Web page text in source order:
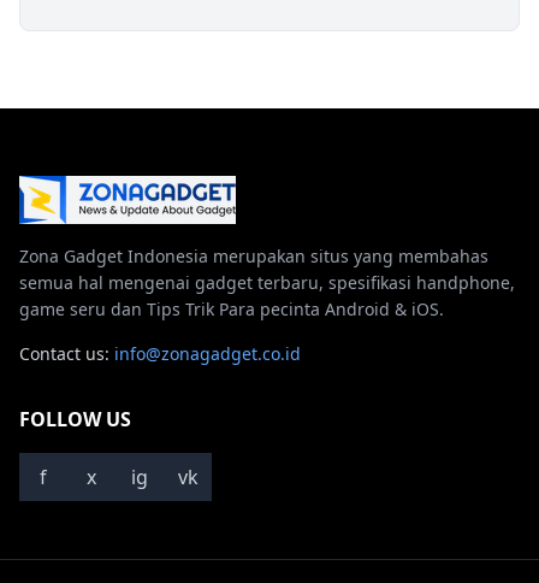
Zona Gadget Indonesia merupakan situs yang membahas
semua hal mengenai gadget terbaru, spesifikasi handphone,
game seru dan Tips Trik Para pecinta Android & iOS.
Contact us: info@zonagadget.co.id
FOLLOW US
f x ig vk